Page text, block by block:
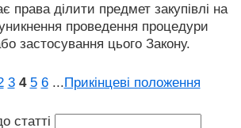
права ділити предмет закупівлі на
проведення процедури
застосування цього Закону.
3 4 5 6 ...Прикінцеві положення
статті